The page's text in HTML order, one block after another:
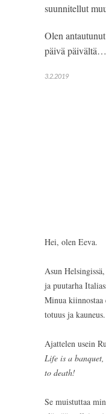
suunnitellut
Olen
päivä päivältä…
3.2.2019
Hei, olen Eeva.
Asun
ja puutarha
Minua kiinnostaa
totuus ja
Ajattelen usein
Life is a
to death!
Se muistuttaa